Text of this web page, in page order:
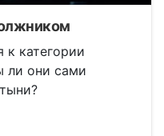
категории
ли они сами